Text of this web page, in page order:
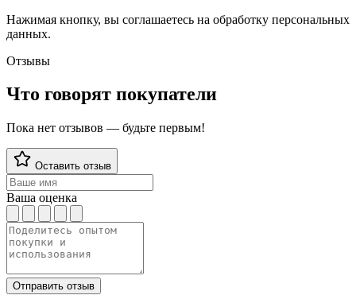
Нажимая кнопку, вы соглашаетесь на обработку персональных
данных.
Отзывы
Что говорят покупатели
Пока нет отзывов — будьте первым!
Оставить отзыв
Ваша оценка
Отправить отзыв